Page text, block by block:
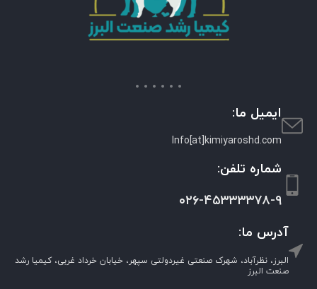
ایمیل ما:
Info[at]kimiyaroshd.com
شماره تلفن:
۰۲۶-۴۵۳۳۳۳۷۸-۹
آدرس ما:
البرز، نظرآباد، شهرک صنعتی غیردولتی سپهر، خیابان خرداد غربی، کیمیا رشد
صنعت البرز